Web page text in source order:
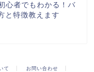
心者でもわかる！バ
と特徴教えます
て お問い合わせ